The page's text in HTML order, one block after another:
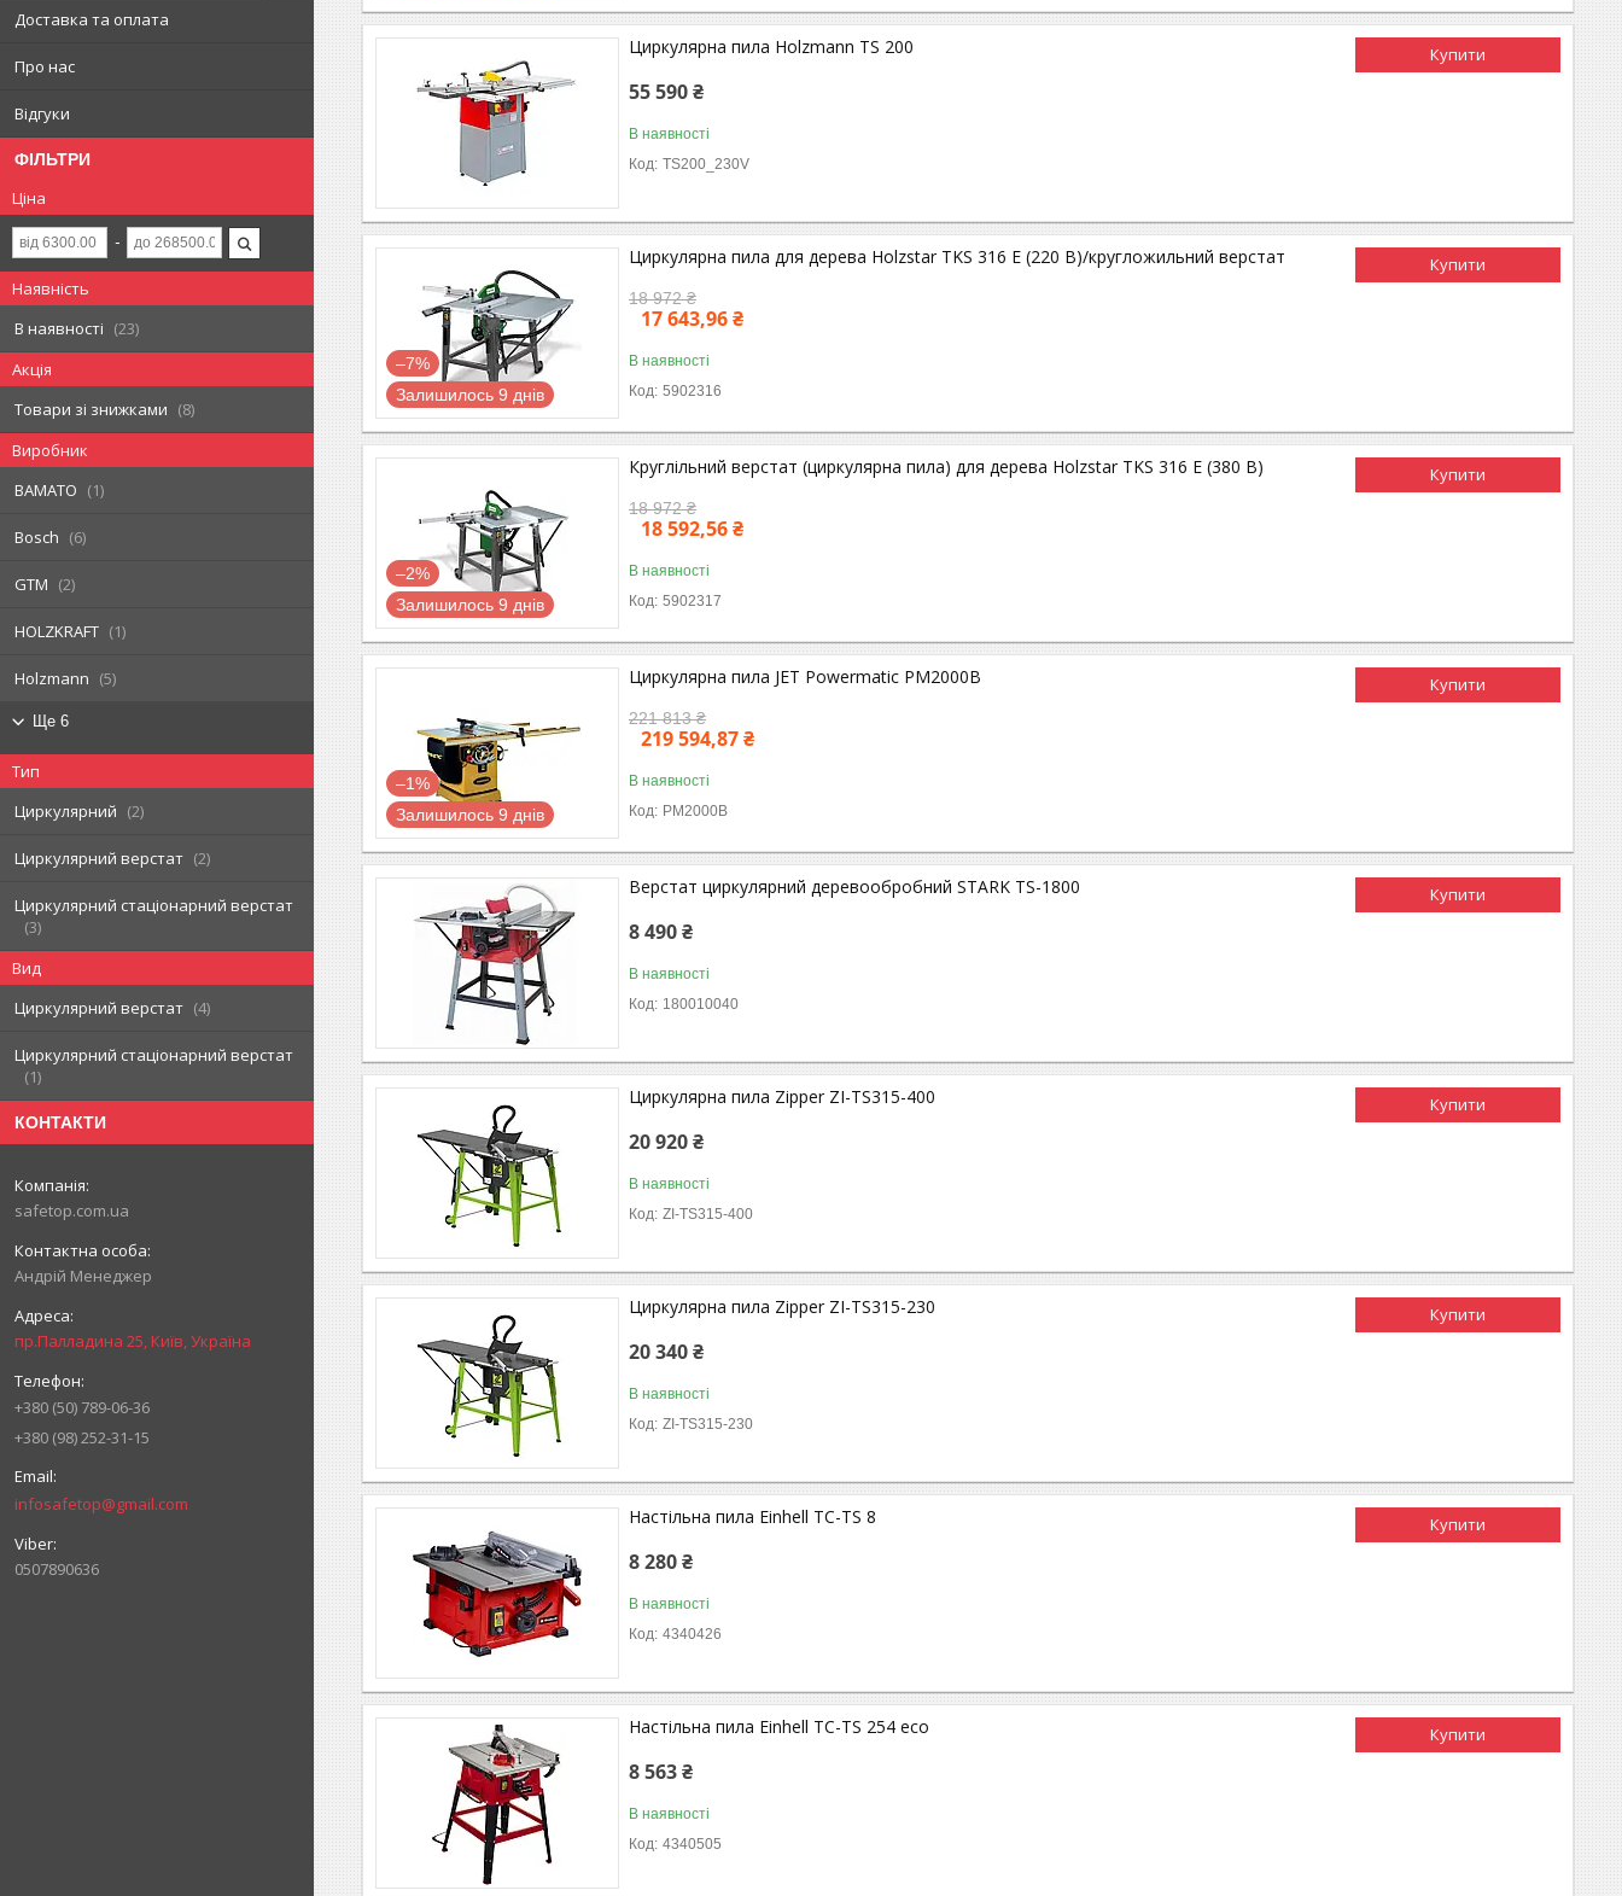
Доставка та оплата
Про нас
Відгуки
ФІЛЬТРИ
Ціна
Наявність
В наявності
23
Акція
Товари зі знижками
8
Виробник
BAMATO
1
Bosch 6
GTM 2
HOLZKRAFT 1
Holzmann 5
Ще 6
Тип
Циркулярний
2
Циркулярний верстат 2
Циркулярний стаціонарний верстат
3
Вид
Циркулярний верстат
4
Циркулярний стаціонарний верстат
1
КОНТАКТИ
safetop.com.ua
Андрій Менеджер
пр.Палладина 25, Київ, Україна
+380 (50) 789-06-36
+380 (98) 252-31-15
infosafetop@gmail.com
0507890636
Купити
Циркулярна пила Holzmann TS 200
55 590 ₴
В наявності
TS200_230V
–7%
Залишилось 9 днів
Купити
Циркулярна пила для дерева Holzstar TKS 316 E (220 В)/кругложильний верстат
18 972 ₴
17 643,96 ₴
В наявності
5902316
–2%
Залишилось 9 днів
Купити
Круглільний верстат (циркулярна пила) для дерева Holzstar TKS 316 E (380 В)
18 972 ₴
18 592,56 ₴
В наявності
5902317
–1%
Залишилось 9 днів
Купити
Циркулярна пила JET Powermatic PM2000B
221 813 ₴
219 594,87 ₴
В наявності
PM2000B
Купити
Верстат циркулярний деревообробний STARK TS-1800
8 490 ₴
В наявності
180010040
Купити
Циркулярна пила Zipper ZI-TS315-400
20 920 ₴
В наявності
ZI-TS315-400
Купити
Циркулярна пила Zipper ZI-TS315-230
20 340 ₴
В наявності
ZI-TS315-230
Купити
Настільна пила Einhell TC-TS 8
8 280 ₴
В наявності
4340426
Купити
Настільна пила Einhell TC-TS 254 eco
8 563 ₴
В наявності
4340505